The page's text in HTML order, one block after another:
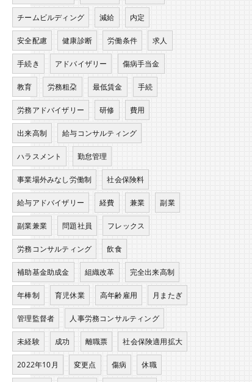
チームビルディング 減給 内定
安全配慮 健康診断 労働条件 求人
手続き アドバイザリー 傷病手当金
教育 労務粗朶 最低賃金 手続
労務アドバイザリー 研修 費用
出来高制 給与コンサルティング
ハラスメント 勤怠管理
事業場外みなし労働制 社会保険料
給与アドバイザリー 経費 兼業 副業
副業兼業 問題社員 フレックス
労務コンサルティング 飲食
補助基金助成金 組織改革 完全出来高制
年棒制 育児休業 高年齢雇用 月またぎ
管理監督者 人事労務コンサルティング
未経験 成功 離職票 社会保険適用拡大
2022年10月 変更点 傷病 休職